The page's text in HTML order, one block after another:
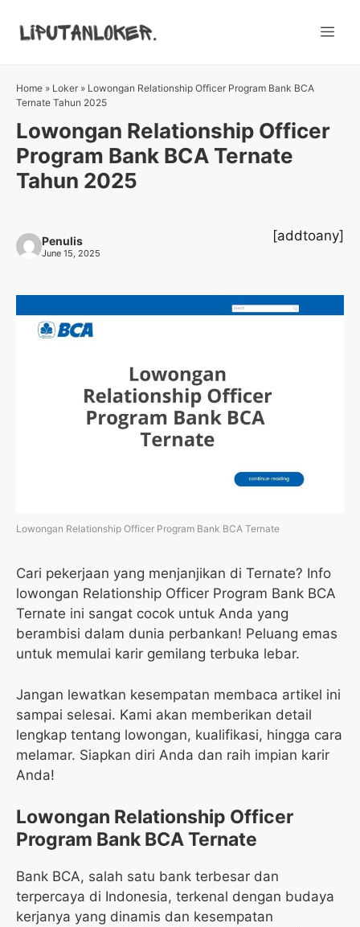
Home » Loker » Lowongan Relationship Officer Program Bank BCA
Ternate Tahun 2025
Lowongan Relationship Officer
Program Bank BCA Ternate
Tahun 2025
Penulis
June 15, 2025
[addtoany]
Lowongan Relationship Officer Program Bank BCA Ternate
Cari pekerjaan yang menjanjikan di Ternate? Info
lowongan Relationship Officer Program Bank BCA
Ternate ini sangat cocok untuk Anda yang
berambisi dalam dunia perbankan! Peluang emas
untuk memulai karir gemilang terbuka lebar.
Jangan lewatkan kesempatan membaca artikel ini
sampai selesai. Kami akan memberikan detail
lengkap tentang lowongan, kualifikasi, hingga cara
melamar. Siapkan diri Anda dan raih impian karir
Anda!
Lowongan Relationship Officer
Program Bank BCA Ternate
Bank BCA, salah satu bank terbesar dan
terpercaya di Indonesia, terkenal dengan budaya
kerjanya yang dinamis dan kesempatan